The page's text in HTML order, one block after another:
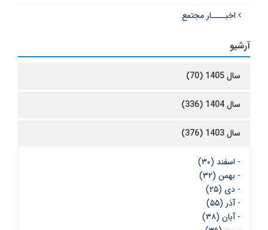
اخبــــار مجتمع
اسفند (۳۰)
بهمن (۳۲)
دی (۲۵)
آبان (۳۸)